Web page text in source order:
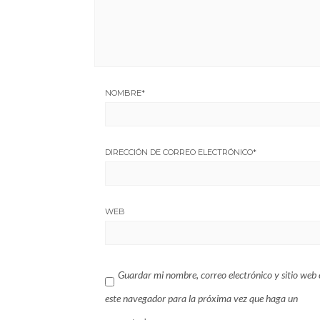
NOMBRE*
DIRECCIÓN DE CORREO ELECTRÓNICO*
WEB
Guardar mi nombre, correo electrónico y sitio web
este navegador para la próxima vez que haga un